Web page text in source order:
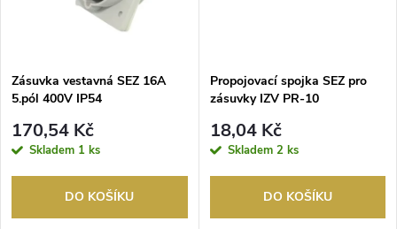
Zásuvka vestavná SEZ 16A
5.pól 400V IP54
170,54 Kč
Skladem 1 ks
DO KOŠÍKU
Propojovací spojka SEZ pro
zásuvky IZV PR-10
18,04 Kč
Skladem 2 ks
DO KOŠÍKU